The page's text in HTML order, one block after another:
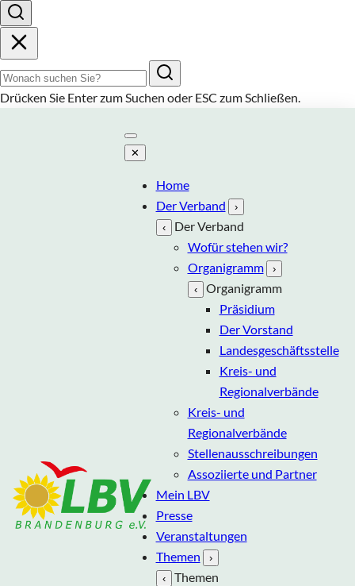
Suchbegriff
Drücken Sie Enterzum Suchen oder ESCzum Schließen.
✕
Home
Der Verband
›
‹
Der Verband
Wofür stehen wir?
Organigramm
›
‹
Organigramm
Präsidium
Der Vorstand
Landesgeschäftsstelle
Kreis- und
Regionalverbände
Kreis- und
Regionalverbände
Stellenausschreibungen
Assoziierte und Partner
Mein LBV
Presse
Veranstaltungen
Themen
›
‹
Themen